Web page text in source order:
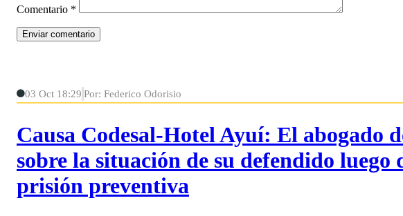
Comentario *
03 Oct 18:29 Por: Federico Odorisio
Causa Codesal-Hotel Ayuí: El abogado
sobre la situación de su defendido luego
prisión preventiva